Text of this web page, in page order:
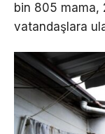
bin 805 mama,
vatandaşlara